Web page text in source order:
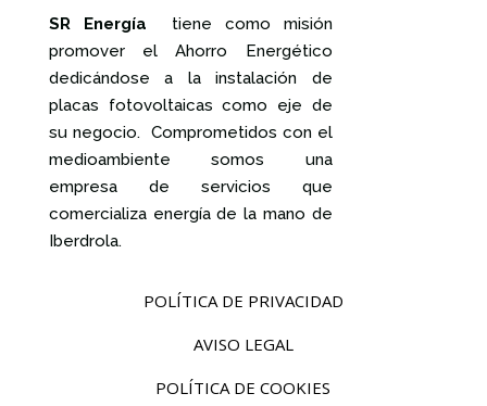
SR Energía
tiene como misión
promover el Ahorro Energético
dedicándose a la instalación de
placas fotovoltaicas como eje de
su negocio. Comprometidos con el
medioambiente somos una
empresa de servicios que
comercializa energía de la mano de
Iberdrola.
POLÍTICA DE PRIVACIDAD
AVISO LEGAL
POLÍTICA DE COOKIES